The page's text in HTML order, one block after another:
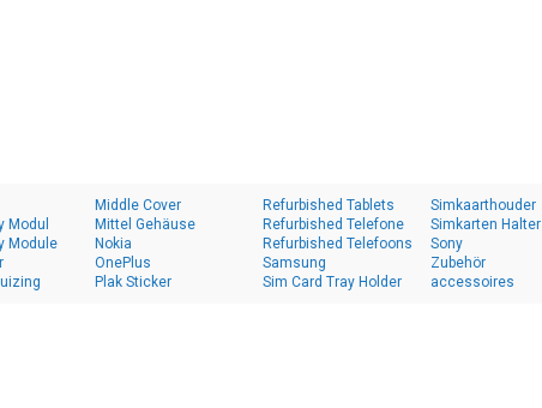
Modul
Module
Middle Cover
Mittel Gehäuse
Nokia
OnePlus
Plak Sticker
Refurbished Tablets
Refurbished Telefone
Refurbished Telefoons
Samsung
Sim Card Tray Holder
Simkaarthouder
Simkarten Halter
Sony
Zubehör
accessoires